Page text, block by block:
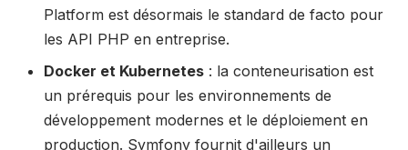
Platform est désormais le standard de facto pour
les API PHP en entreprise.
Docker et Kubernetes : la conteneurisation est
un prérequis pour les environnements de
développement modernes et le déploiement en
production. Symfony fournit d'ailleurs un